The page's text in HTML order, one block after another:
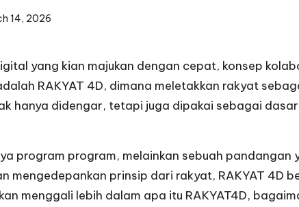
14, 2026
yang kian majukan dengan cepat, konsep
RAKYAT 4D, dimana meletakkan rakyat
hanya didengar, tetapi juga dipakai sebagai
program program, melainkan sebuah
mengedepankan prinsip dari rakyat, RAKYAT 4D
menggali lebih dalam apa itu RAKYAT4D,